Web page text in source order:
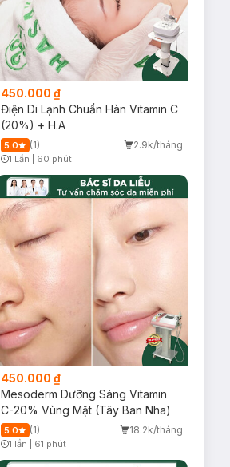
450.000 ₫
Điện Di Lạnh Chuẩn Hàn Vitamin C
(20%) + H.A
5.0 (1) 2.9k/tháng
Timer Gray Icon
1 Lần 60 phút
450.000 ₫
Mesoderm Dưỡng Sáng Vitamin
C-20% Vùng Mặt (Tây Ban Nha)
5.0 (1) 18.2k/tháng
1 lần 61 phút